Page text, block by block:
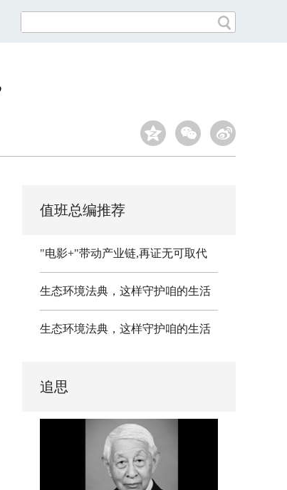
值班总编推荐
"电影+"带动产业链,再证无可取代
生态环境法典，这样守护咱的生活
生态环境法典，这样守护咱的生活
追思